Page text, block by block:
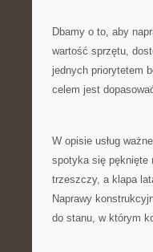
Dbamy o to, aby
wartość sprzętu,
jednych priorytetem
celem jest
W opisie usług
spotyka się pęknięte
trzeszczy, a klapa
Naprawy
do stanu, w którym